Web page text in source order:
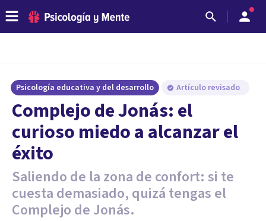
Psicología educativa y del desarrollo Artículo revisado
Complejo de Jonás: el
curioso miedo a alcanzar el
éxito
Saliendo de la zona de confort: si te
cuesta demasiado, quizá tengas el
Complejo de Jonás.